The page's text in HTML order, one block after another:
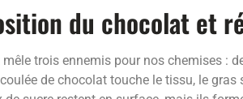
du chocolat et
trois ennemis pour nos chemises :
coulée de chocolat touche le tissu, le